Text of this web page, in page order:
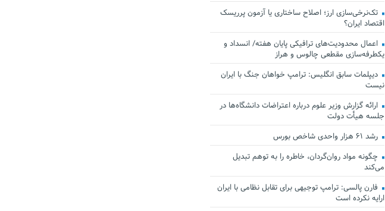
تک‌نرخی‌سازی ارز؛ اصلاح ساختاری یا آزمون پرریسک
اقتصاد ایران؟
اعمال محدودیت‌های ترافیکی پایان هفته/ انسداد و
یکطرفه‌سازی مقطعی چالوس و هراز
دیپلمات سابق انگلیس:‌ ترامپ خواهان جنگ با ایران
نیست
ارائه گزارش وزیر علوم درباره اعتراضات دانشگاه‌ها در
جلسه هیأت دولت
رشد ۶۱ هزار واحدی شاخص بورس
چگونه مواد روان‌گردان، خاطره را به توهم تبدیل
می‌کند
فارن پالسی: ترامپ توجیهی برای تقابل نظامی با ایران
ارایه نکرده است